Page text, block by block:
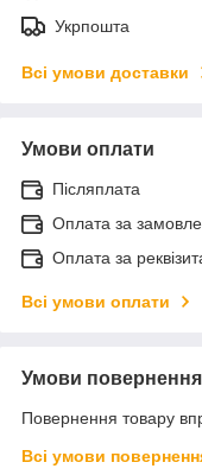
Укрпошта
Всі умови доставки
Умови оплати
Післяплата
Оплата за
Оплата за
Всі умови оплати
Умови повернення
Повернення товару
Всі умови